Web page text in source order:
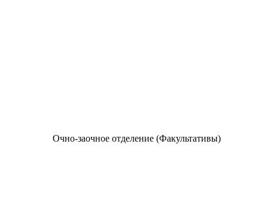
Очно-заочное отделение (Факультативы)